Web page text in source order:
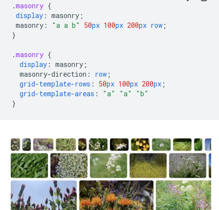
.masonry {
display : masonry ;
masonry : "a a b" 50px 100px 200px row ;
}
.masonry {
display : masonry ;
masonry-direction : row ;
grid-template-rows : 50px 100px 200px ;
grid-template-areas : "a" "a"
"b"
}